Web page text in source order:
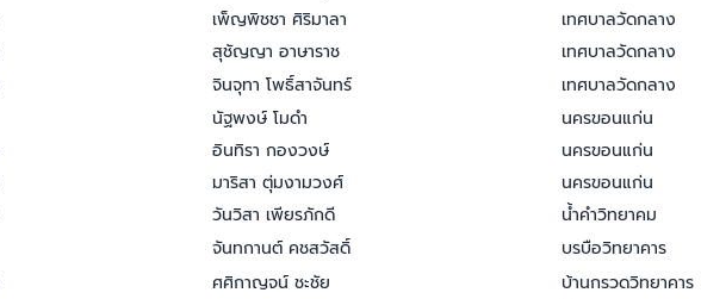
เพ็ญพิชชา ศิริมาลา
เทศบาลวัดกลาง
สุชัญญา อาษาราช
เทศบาลวัดกลาง
จินจุทา โพธิ์สาจันทร์
เทศบาลวัดกลาง
นัฐพงษ์ โมดำ
นครขอนแก่น
อินทิรา กองวงษ์
นครขอนแก่น
มาริสา ตุ่มงามวงศ์
นครขอนแก่น
วันวิสา เพียรภักดี
น้ำคำวิทยาคม
จันทกานต์ คชสวัสดิ์
บรบือวิทยาคาร
ศศิกาญจน์ ชะชัย
บ้านกรวดวิทยาคาร